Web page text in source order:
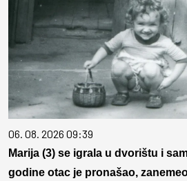
06. 08. 2026 09:39
Marija (3) se igrala u dvorištu i
godine otac je pronašao,